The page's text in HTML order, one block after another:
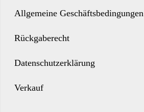
Allgemeine Geschäftsbedingungen
Rückgaberecht
Datenschutzerklärung
Verkauf